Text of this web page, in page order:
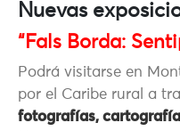
Nuevas
“Fals Borda:
Podrá visitarse en
por el Caribe rural a
fotografías,